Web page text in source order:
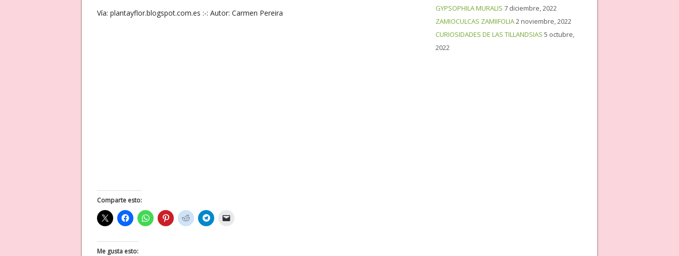
Vía: plantayflor.blogspot.com.es :-: Autor: Carmen Pereira
Comparte esto:
Me gusta esto:
GYPSOPHILA MURALIS 7 diciembre, 2022
ZAMIOCULCAS ZAMIIFOLIA2 noviembre, 2022
CURIOSIDADES DE LAS TILLANDSIAS 5 octubre,
2022